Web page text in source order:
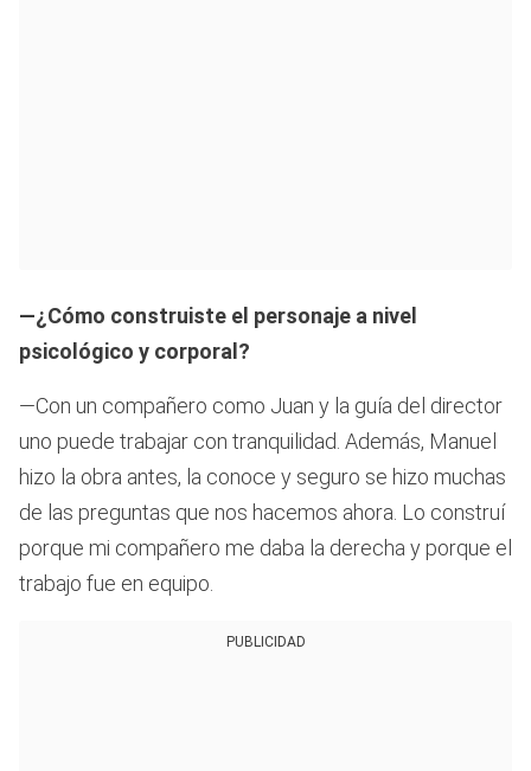
—¿Cómo construiste el personaje a nivel
psicológico y corporal?
—Con un compañero como Juan y la guía del director
uno puede trabajar con tranquilidad. Además, Manuel
hizo la obra antes, la conoce y seguro se hizo muchas
de las preguntas que nos hacemos ahora. Lo construí
porque mi compañero me daba la derecha y porque el
trabajo fue en equipo.
PUBLICIDAD